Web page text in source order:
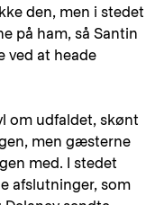
den, men i stedet
på ham, så Santin
ved at heade
om udfaldet, skønt
men gæsterne
med. I stedet
afslutninger, som